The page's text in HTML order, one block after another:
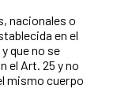
nacionales o
en el
que no se
el Art. 25 y no
mismo cuerpo